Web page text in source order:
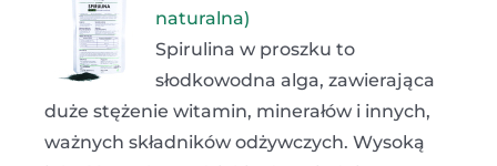
naturalna)
Spirulina w proszku to
słodkowodna alga, zawierająca
duże stężenie witamin, minerałów i innych,
ważnych składników odżywczych. Wysoką